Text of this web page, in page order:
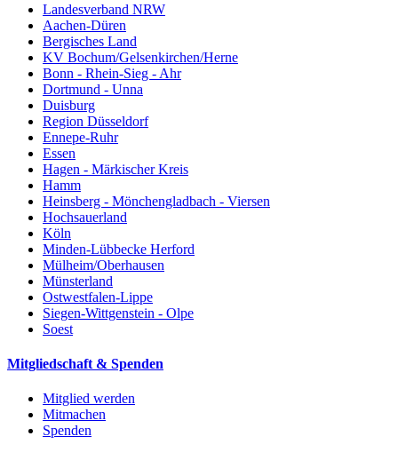
Landesverband NRW
Aachen-Düren
Bergisches Land
KV Bochum/Gelsenkirchen/Herne
Bonn - Rhein-Sieg - Ahr
Dortmund - Unna
Duisburg
Region Düsseldorf
Ennepe-Ruhr
Essen
Hagen - Märkischer Kreis
Hamm
Heinsberg - Mönchengladbach - Viersen
Hochsauerland
Köln
Minden-Lübbecke Herford
Mülheim/Oberhausen
Münsterland
Ostwestfalen-Lippe
Siegen-Wittgenstein - Olpe
Soest
Mitgliedschaft & Spenden
Mitglied werden
Mitmachen
Spenden